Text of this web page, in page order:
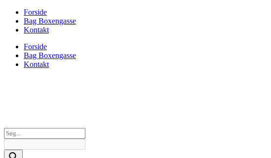
Forside
Bag Boxengasse
Kontakt
Forside
Bag Boxengasse
Kontakt